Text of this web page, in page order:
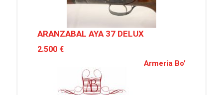
ARANZABAL AYA 37 DELUX
2.500 €
Armeria Bo'